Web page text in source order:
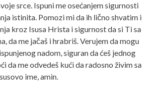
srce. Ispuni me osećanjem sigurnosti
istinita. Pomozi mi da ih lično shvatim i
kroz Isusa Hrista i sigurnost da si Ti sa
da me jačaš i hrabriš. Verujem da mogu
nadom, siguran da ćeš jednog
da me odvedeš kući da radosno živim sa
ime, amin.